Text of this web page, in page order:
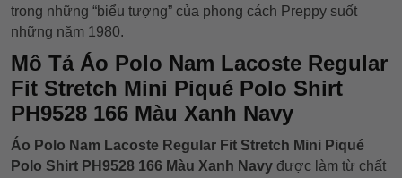
trong những “biểu tượng” của phong cách Preppy suốt
những năm 1980.
Mô Tả Áo Polo Nam Lacoste Regular
Fit Stretch Mini Piqué Polo Shirt
PH9528 166 Màu Xanh Navy
Áo Polo Nam Lacoste Regular Fit Stretch Mini Piqué
Polo Shirt PH9528 166 Màu Xanh Navy được làm từ chất